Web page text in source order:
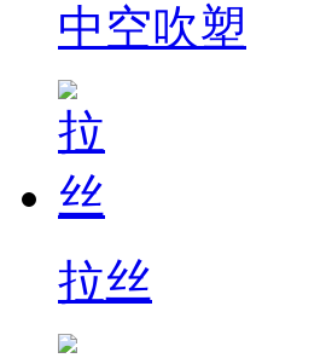
中空吹塑
拉丝